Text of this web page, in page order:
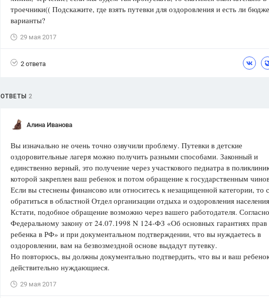
ответа
Цветков Л. А.
троечники(( Подскажите, где взять путевки для оздоровления и есть ли
варианты?
29 мая 2017
2 ответа
ОТВЕТЫ 2
Алина Иванова
Вы изначально не очень точно озвучили проблему. Путевки в детские
оздоровительные лагеря можно получить разными способами. Законный и
единственно верный, это получение через участкового педиатра в
которой закреплен ваш ребенок и потом обращение к государственным
Если вы стеснены финансово или относитесь к незащищенной категории, то
обратиться в областной Отдел организации отдыха и оздоровления
Кстати, подобное обращение возможно через вашего работодателя. Согласно
Федеральному закону от 24.07.1998 N 124-ФЗ «Об основных гарантиях прав
ребенка в РФ» и при документальном подтверждении, что вы нуждаетесь в
оздоровлении, вам на безвозмездной основе выдадут путевку.
Но повторюсь, вы должны документально подтвердить, что вы и ваш
действительно нуждающиеся.
29 мая 2017